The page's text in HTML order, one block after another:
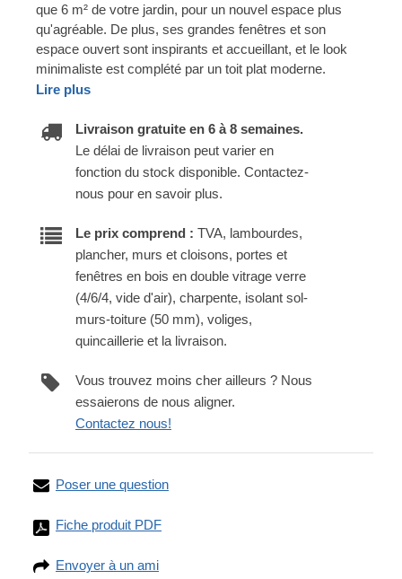
que 6 m² de votre jardin, pour un nouvel espace plus
qu'agréable. De plus, ses grandes fenêtres et son
espace ouvert sont inspirants et accueillant, et le look
minimaliste est complété par un toit plat moderne.
Lire plus
Livraison gratuite en 6 à 8 semaines.
Le délai de livraison peut varier en
fonction du stock disponible. Contactez-
nous pour en savoir plus.
Le prix comprend : TVA, lambourdes,
plancher, murs et cloisons, portes et
fenêtres en bois en double vitrage verre
(4/6/4, vide d'air), charpente, isolant sol-
murs-toiture (50 mm), voliges,
quincaillerie et la livraison.
Vous trouvez moins cher ailleurs ? Nous
essaierons de nous aligner.
Contactez nous!
Poser une question
Fiche produit PDF
Envoyer à un ami